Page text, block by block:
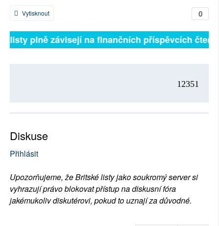
0
Vytisknout
listy plně závisejí na finančních příspěvcích
12351
Diskuse
Přihlásit
Upozorňujeme, že Britské listy jako soukromý server si
vyhrazují právo blokovat přístup na diskusní fóra
jakémukoliv diskutérovi, pokud to uznají za důvodné.